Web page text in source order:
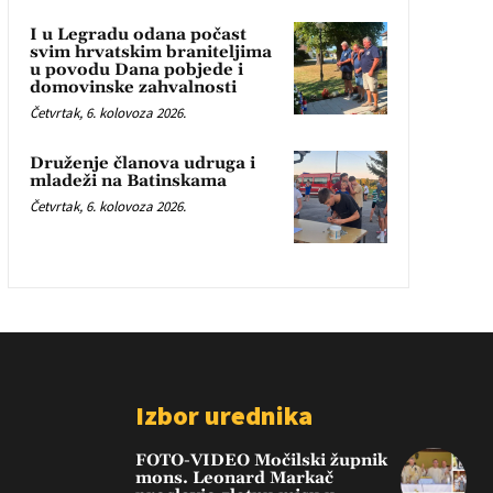
I u Legradu odana počast
svim hrvatskim braniteljima
u povodu Dana pobjede i
domovinske zahvalnosti
Četvrtak, 6. kolovoza 2026.
Druženje članova udruga i
mladeži na Batinskama
Četvrtak, 6. kolovoza 2026.
Izbor urednika
FOTO-VIDEO Močilski župnik
mons. Leonard Markač